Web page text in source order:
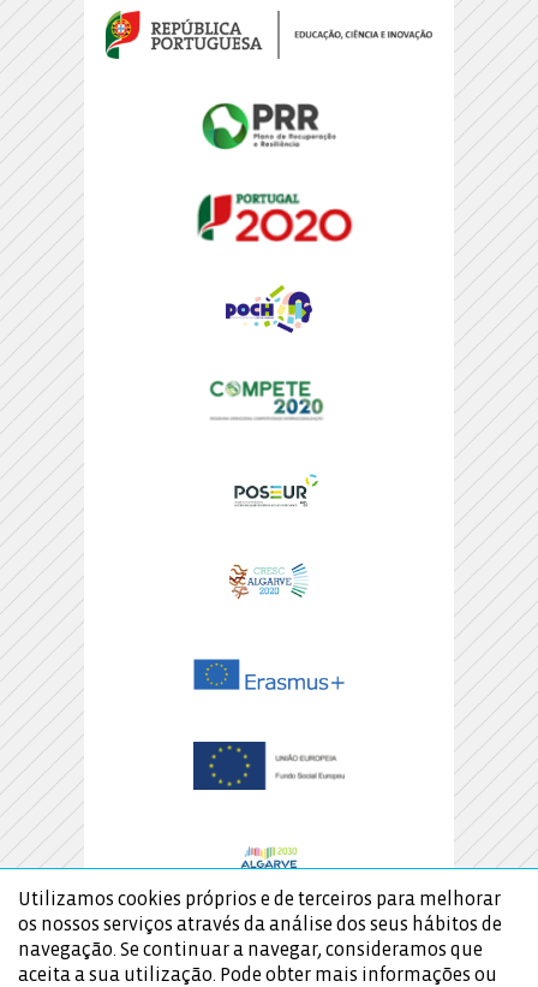
Utilizamos cookies próprios e de terceiros para melhorar
os nossos serviços através da análise dos seus hábitos de
navegação. Se continuar a navegar, consideramos que
aceita a sua utilização. Pode obter mais informações ou